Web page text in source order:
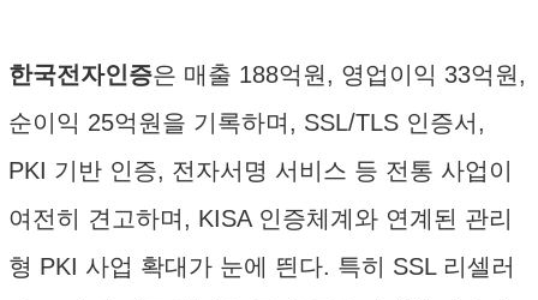
한국전자인증은 매출 188억원, 영업이익 33억원,
순이익 25억원을 기록하며, SSL/TLS 인증서,
PKI 기반 인증, 전자서명 서비스 등 전통 사업이
여전히 견고하며, KISA 인증체계와 연계된 관리
형 PKI 사업 확대가 눈에 띈다. 특히 SSL 리셀러